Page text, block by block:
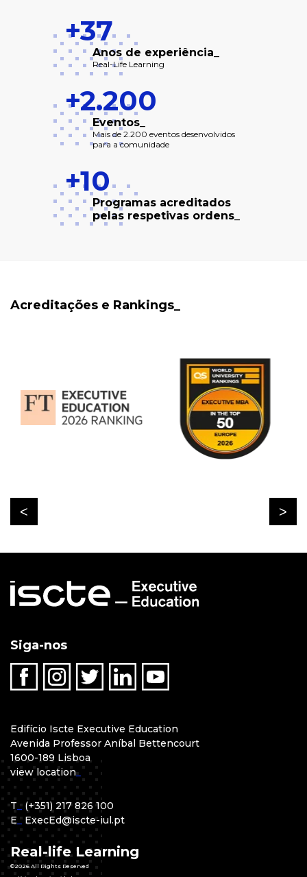
+37
Anos de experiência_
Real-Life Learning
+2.200
Eventos_
Mais de 2.200 eventos desenvolvidos
para a comunidade
+10
Programas acreditados
pelas respetivas ordens_
Acreditações e Rankings_
Siga-nos
Edifício Iscte Executive Education
Avenida Professor Aníbal Bettencourt
1600-189 Lisboa
view location_
T _ (+351) 217 826 100
E _ ExecEd@iscte-iul.pt
Real-life Learning
©2026 All Rights Reserved